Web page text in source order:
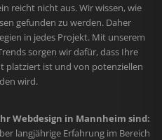
reicht nicht aus. Wir wissen, wie
gefunden zu werden. Daher
in jedes Projekt. Mit unserem
sorgen wir dafür, dass Ihre
platziert ist und von potenziellen
wird.
Webdesign in Mannheim sind:
langjährige Erfahrung im Bereich